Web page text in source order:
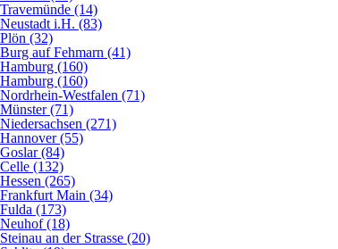
Travemünde (14)
Neustadt i.H. (83)
Plön (32)
Burg auf Fehmarn (41)
Hamburg (160)
Hamburg (160)
Nordrhein-Westfalen (71)
Münster (71)
Niedersachsen (271)
Hannover (55)
Goslar (84)
Celle (132)
Hessen (265)
Frankfurt Main (34)
Fulda (173)
Neuhof (18)
Steinau an der Strasse (20)